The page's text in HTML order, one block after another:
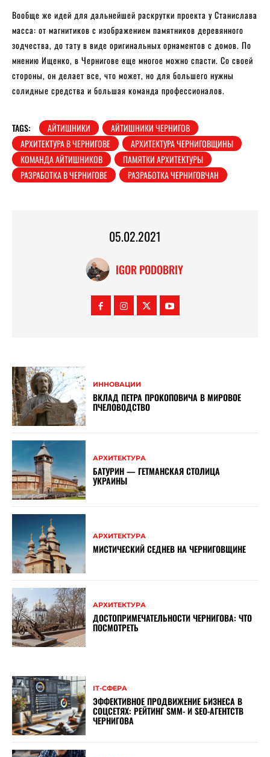
Вообще же идей для дальнейшей раскрутки проекта у Станислава
масса: от магнитиков с изображением памятников деревянного
зодчества, до тату в виде оригинальных орнаментов с домов. По
мнению Ищенко, в Чернигове еще многое можно спасти. Со своей
стороны, он делает все, что может, но для большего нужны
солидные средства и большая команда профессионалов.
TAGS: АЙТИШНИКИ
АЙТИШНИКИ ЧЕРНИГОВ
АРХИТЕКТУРА В ЧЕРНИГОВЕ
АРХИТЕКТУРА ЧЕРНИГОВЩИНЫ
КОМАНДА АЙТИШНИКОВ
ПАМЯТКИ АРХИТЕКТУРЫ
РАЗРАБОТКА В ЧЕРНИГОВЕ
РАЗРАБОТКА ЧЕРНИГОВЧАН
05.02.2021
IGOR PODOBRIY
ИННОВАЦИИ
ВКЛАД ПЕТРА ПРОКОПОВИЧА В МИРОВОЕ
ПЧЕЛОВОДСТВО
АРХИТЕКТУРА
БАТУРИН — ГЕТМАНСКАЯ СТОЛИЦА
УКРАИНЫ
АРХИТЕКТУРА
МИСТИЧЕСКИЙ СЕДНЕВ НА ЧЕРНИГОВЩИНЕ
АРХИТЕКТУРА
ДОСТОПРИМЕЧАТЕЛЬНОСТИ ЧЕРНИГОВА: ЧТО
ПОСМОТРЕТЬ
ІТ-СФЕРА
ЭФФЕКТИВНОЕ ПРОДВИЖЕНИЕ БИЗНЕСА В
СОЦСЕТЯХ: РЕЙТИНГ SMM- И SEO-АГЕНТСТВ
ЧЕРНИГОВА